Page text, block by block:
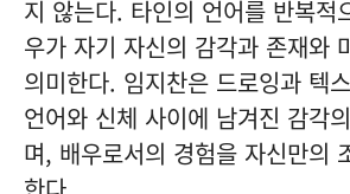
지 않는다. 타인의 언어를 반복적
우가 자기 자신의 감각과 존재와
의미한다. 임지찬은 드로잉과 텍
언어와 신체 사이에 남겨진 감각
며, 배우로서의 경험을 자신만의